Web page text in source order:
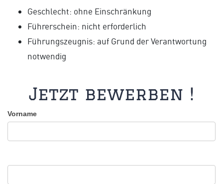
Geschlecht: ohne Einschränkung
Führerschein: nicht erforderlich
Führungszeugnis: auf Grund der Verantwortung
notwendig
Jetzt bewerben !
Bewerben
Vorname